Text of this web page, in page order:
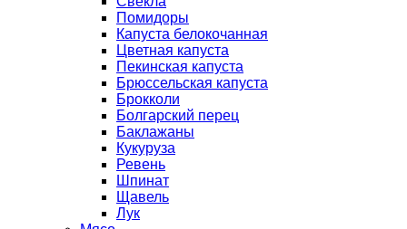
Помидоры
Капуста белокочанная
Цветная капуста
Пекинская капуста
Брюссельская капуста
Брокколи
Болгарский перец
Баклажаны
Кукуруза
Ревень
Шпинат
Щавель
Лук